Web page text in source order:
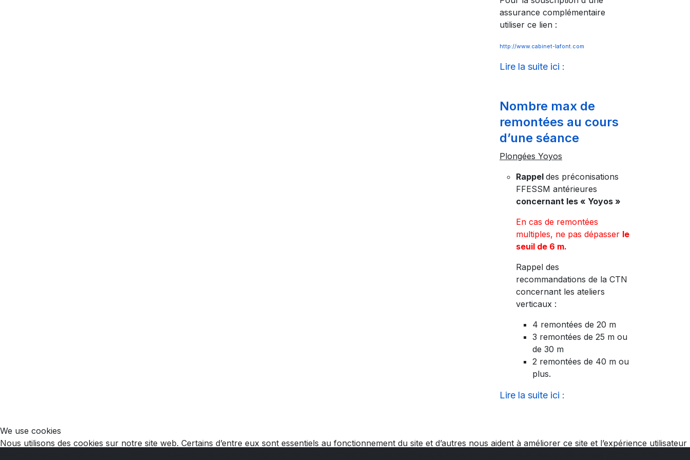
assurance complémentaire
utiliser ce lien :
http://www.cabinet-lafont.com
Lire la suite ici :
Nombre max de
remontées au cours
d’une séance
Plongées Yoyos
Rappel des préconisations
FFESSM antérieures
concernant les « Yoyos »
En cas de remontées
multiples, ne pas dépasser le
seuil de 6 m.
Rappel des
recommandations de la CTN
concernant les ateliers
verticaux :
4 remontées de 20 m
3 remontées de 25 m ou
de 30 m
2 remontées de 40 m ou
plus.
Lire la suite ici :
We use cookies
Nous utilisons des cookies sur notre site web. Certains d’entre eux sont essentiels au fonctionnement du site et d’autres nous aident à améliorer ce site et l’expérience utilisateur